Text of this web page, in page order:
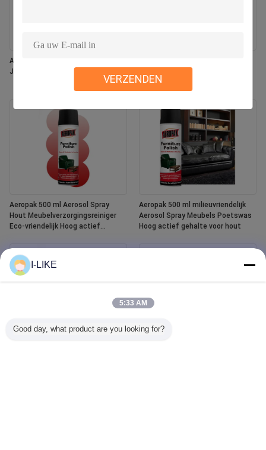
VERZENDEN
Aeropak 330 ml Aerosol Vers
Jasmijn Geur Air Freshener Spray
Multi-oppervlak residuvrije
sneldrogende reinigingsspray
Aeropak 500 ml Aerosol Spray
Hout Meubelverzorgingsreiniger
Eco-vriendelijk Hoog actief
Houtlak
Aeropak 500 ml milieuvriendelijk
Aerosol Spray Meubels Poetswas
Hoog actief gehalte voor hout
I-LIKE
5:33 AM
Good day, what product are you looking for?